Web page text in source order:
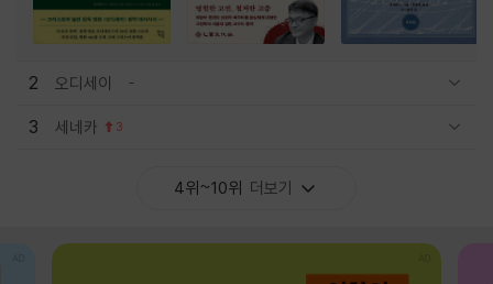
2 오디세이
3 세네카 3
4위~10위 더보기